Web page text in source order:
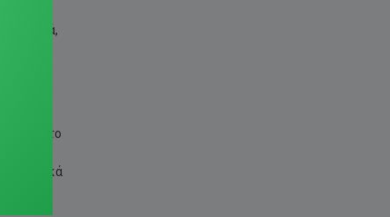
παιδιά,
την
στο
του. Τα